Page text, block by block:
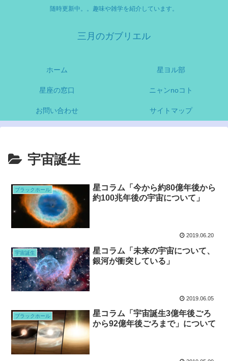
随時更新中。。趣味や雑学を紹介しています。
三月のガブリエル
ホーム 星ヨル部
星座の窓口 ニャンnoコト
お問い合わせ サイトマップ
宇宙誕生
ブラックホール
星コラム「今から約80億年後から
約100兆年後の宇宙について」
2019.06.20
宇宙誕生
星コラム「未来の宇宙について、
銀河が衝突している」
2019.06.05
ブラックホール
星コラム「宇宙誕生3億年後ごろ
から92億年後ごろまで」について